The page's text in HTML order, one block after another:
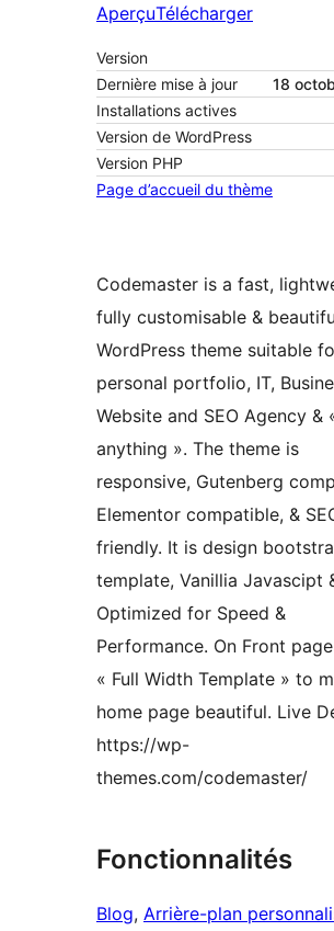
AperçuTélécharger
Version
Dernière mise à jour
18
Installations actives
Version de WordPress
Version PHP
Page d’accueil du thème
Codemaster is a fast,
fully customisable &
WordPress theme suitable
personal portfolio, IT,
Website and SEO Agency &
anything ». The theme is
responsive, Gutenberg
Elementor compatible, &
friendly. It is design
template, Vanillia Javascipt
Optimized for Speed &
Performance. On Front
« Full Width Template » to
home page beautiful. Live
https://wp-
themes.com/codemaster/
Fonctionnalités
Blog, Arrière-plan